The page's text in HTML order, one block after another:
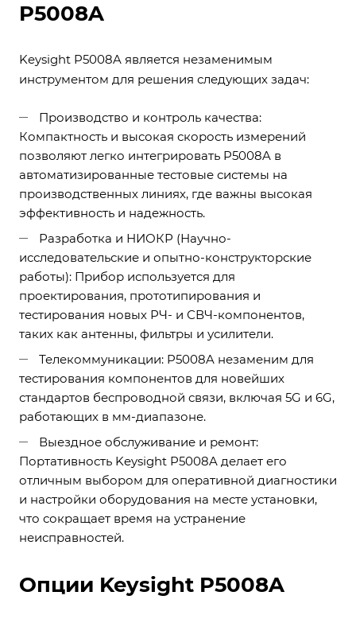
P5008A
Keysight P5008A является незаменимым
инструментом для решения следующих задач:
Производство и контроль качества:
Компактность и высокая скорость измерений
позволяют легко интегрировать P5008A в
автоматизированные тестовые системы на
производственных линиях, где важны высокая
эффективность и надежность.
Разработка и НИОКР (Научно-
исследовательские и опытно-конструкторские
работы): Прибор используется для
проектирования, прототипирования и
тестирования новых РЧ- и СВЧ-компонентов,
таких как антенны, фильтры и усилители.
Телекоммуникации: P5008A незаменим для
тестирования компонентов для новейших
стандартов беспроводной связи, включая 5G и 6G,
работающих в мм-диапазоне.
Выездное обслуживание и ремонт:
Портативность Keysight P5008A делает его
отличным выбором для оперативной диагностики
и настройки оборудования на месте установки,
что сокращает время на устранение
неисправностей.
Опции Keysight P5008A